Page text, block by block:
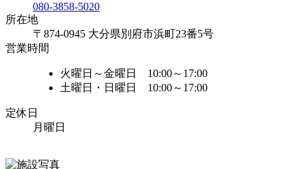
080-3858-5020
所在地
〒874-0945 大分県別府市浜町23番5号
営業時間
火曜日～金曜日 10:00～17:00
土曜日・日曜日 10:00～17:00
定休日
月曜日